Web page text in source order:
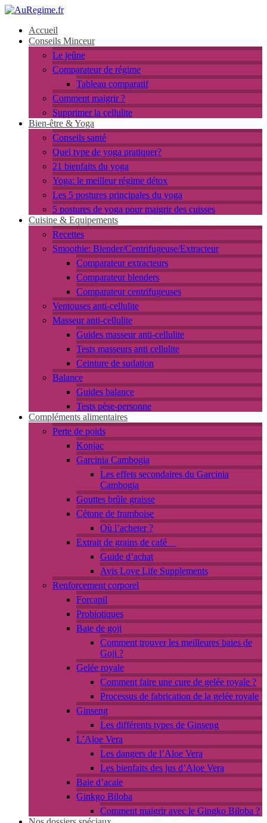
Accueil
Conseils Minceur
Le jeûne
Comparateur de régime
Tableau comparatif
Comment maigrir ?
Supprimer la cellulite
Bien-être & Yoga
Conseils santé
Quel type de yoga pratiquer?
21 bienfaits du yoga
Yoga: le meilleur régime détox
Les 5 postures principales du yoga
5 postures de yoga pour maigrir des cuisses
Cuisine & Equipements
Recettes
Smoothie: Blender/Centrifugeuse/Extracteur
Comparateur extracteurs
Comparateur blenders
Comparateur centrifugeuses
Ventouses anti-cellulite
Masseur anti-cellulite
Guides masseur anti-cellulite
Tests masseurs anti cellulite
Ceinture de sudation
Balance
Guides balance
Tests pèse-personne
Compléments alimentaires
Perte de poids
Konjac
Garcinia Cambogia
Les effets secondaires du Garcinia
Cambogia
Gouttes brûle graisse
Cétone de framboise
Où l’acheter ?
Extrait de grains de café
Guide d’achat
Avis Love Life Supplements
Renforcement corporel
Forcapil
Probiotiques
Baie de goji
Comment trouver les meilleures baies de
Goji ?
Gelée royale
Comment faire une cure de gelée royale ?
Processus de fabrication de la gelée royale
Ginseng
Les différents types de Ginseng
L’Aloe Vera
Les dangers de l’Aloe Vera
Les bienfaits des jus d’Aloe Vera
Baie d’acaie
Ginkgo Biloba
Comment maigrir avec le Gingko Biloba ?